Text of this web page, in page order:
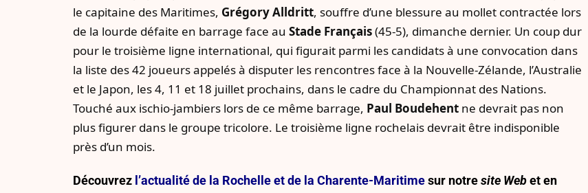
le capitaine des Maritimes, Grégory Alldritt, souffre d’une blessure au mollet contractée lors
de la lourde défaite en barrage face auStade Français(45-5), dimanche dernier. Un coup dur
pour le troisième ligne international, qui figurait parmi les candidats à une convocation dans
la liste des 42 joueurs appelés à disputer les rencontres face à la Nouvelle-Zélande, l’Australie
et le Japon, les 4, 11 et 18 juillet prochains, dans le cadre du Championnat des Nations.
Touché aux ischio-jambiers lors de ce même barrage, Paul Boudehent ne devrait pas non
plus figurer dans le groupe tricolore. Le troisième ligne rochelais devrait être indisponible
près d’un mois.
Découvrez l’actualité de la Rochelle et de la Charente-Maritimesur notresite Webet en